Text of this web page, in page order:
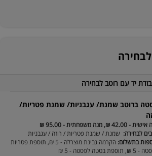
יד עם רוטב לבחירה
ברוטב שמנת/ עגבניות/ שמנת פטריות/
42.00 ₪, מנה משפחתית - 95.00 ₪
לבחירה: שמנת / שמנת פטריות / רוזה / עגבניות
בתשלום:
הקרמה גבינת מוצרלה - 5 ₪, תוספת פטריות
בטטה לפסטה - 5 ₪